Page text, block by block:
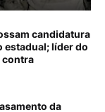
candidatura
estadual; líder do
contra
da